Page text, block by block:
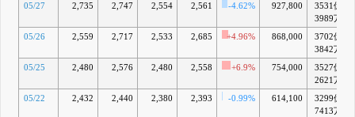
05/27
2,735 2,747 2,554 2,561 -4.62% 927,800
3531億
3989万
05/26
2,559 2,717 2,533 2,685 +4.96% 868,000
3702億
3842万
05/25
2,480 2,576 2,480 2,558 +6.9% 754,000
3527億
2621万
05/22
2,432 2,440 2,380 2,393 -0.99% 614,100
3299億
7413万